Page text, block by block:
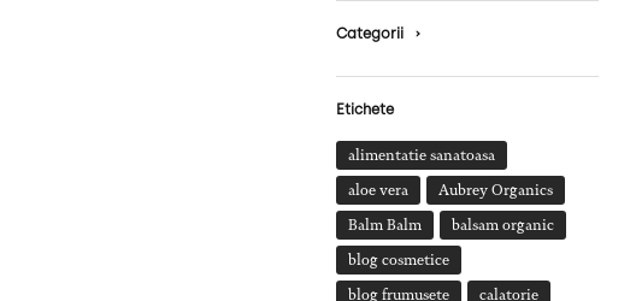
Categorii ›
Etichete
alimentatie sanatoasa
aloe vera Aubrey Organics
Balm Balm balsam organic
blog cosmetice
blog frumusete calatorie